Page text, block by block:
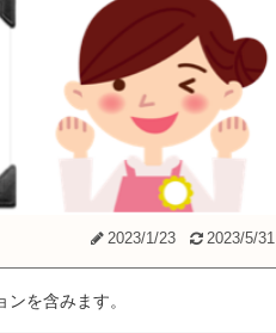
2023/1/23 2023/5/31
を含みます。